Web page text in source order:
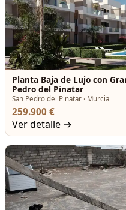
Planta Baja de Lujo con
Pedro del Pinatar
San Pedro del Pinatar · Murcia
259.900 €
Ver detalle →